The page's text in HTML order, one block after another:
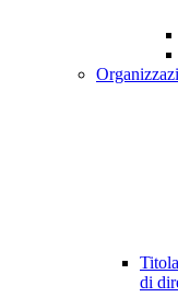
di